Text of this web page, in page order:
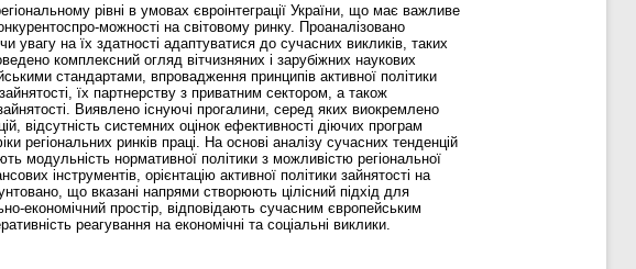
рівні в умовах євроінтеграції України, що має важливе
можності на світовому ринку. Проаналізовано
увагу на їх здатності адаптуватися до сучасних викликів, таких
комплексний огляд вітчизняних і зарубіжних наукових
стандартами, впровадження принципів активної політики
їх партнерству з приватним сектором, а також
Виявлено існуючі прогалини, серед яких виокремлено
відсутність системних оцінок ефективності діючих програм
регіональних ринків праці. На основі аналізу сучасних тенденцій
модульність нормативної політики з можливістю регіональної
інструментів, орієнтацію активної політики зайнятості на
що вказані напрями створюють цілісний підхід для
економічний простір, відповідають сучасним європейським
реагування на економічні та соціальні виклики.